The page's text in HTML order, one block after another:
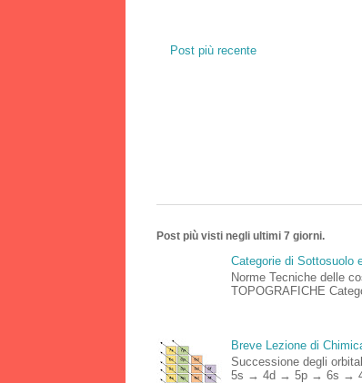
Post più recente
Post più visti negli ultimi 7 giorni.
Categorie di Sottosuolo
Norme Tecniche delle
TOPOGRAFICHE
Breve Lezione di
Successione degli
5s → 4d → 5p → 6s →